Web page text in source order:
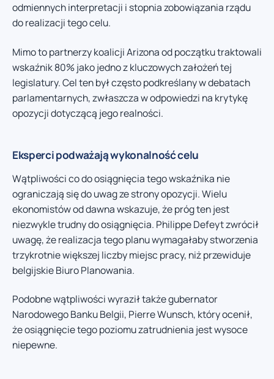
odmiennych interpretacji i stopnia zobowiązania rządu
do realizacji tego celu.
Mimo to partnerzy koalicji Arizona od początku traktowali
wskaźnik 80% jako jedno z kluczowych założeń tej
legislatury. Cel ten był często podkreślany w debatach
parlamentarnych, zwłaszcza w odpowiedzi na krytykę
opozycji dotyczącą jego realności.
Eksperci podważają wykonalność celu
Wątpliwości co do osiągnięcia tego wskaźnika nie
ograniczają się do uwag ze strony opozycji. Wielu
ekonomistów od dawna wskazuje, że próg ten jest
niezwykle trudny do osiągnięcia. Philippe Defeyt zwrócił
uwagę, że realizacja tego planu wymagałaby stworzenia
trzykrotnie większej liczby miejsc pracy, niż przewiduje
belgijskie Biuro Planowania.
Podobne wątpliwości wyraził także gubernator
Narodowego Banku Belgii, Pierre Wunsch, który ocenił,
że osiągnięcie tego poziomu zatrudnienia jest wysoce
niepewne.